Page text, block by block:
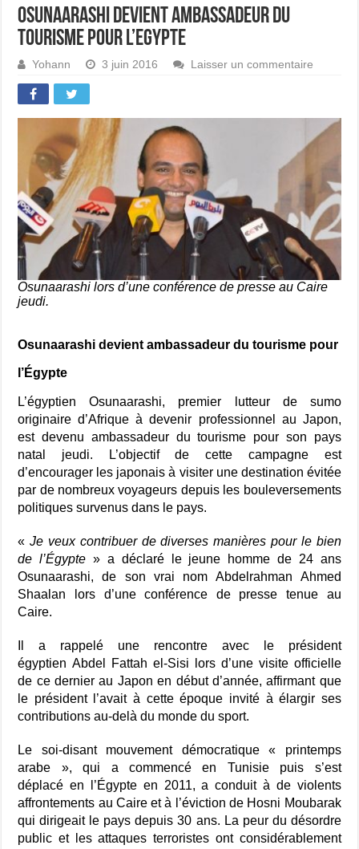
Osunaarashi devient ambassadeur du
tourisme pour l’Egypte
Yohann 3 juin 2016 Laisser un commentaire
Osunaarashi lors d’une conférence de presse au Caire
jeudi.
Osunaarashi devient ambassadeur du tourisme pour
l’Égypte
L’égyptien Osunaarashi, premier lutteur de sumo
originaire d’Afrique à devenir professionnel au Japon,
est devenu ambassadeur du tourisme pour son pays
natal jeudi. L’objectif de cette campagne est
d’encourager les japonais à visiter une destination évitée
par de nombreux voyageurs depuis les bouleversements
politiques survenus dans le pays.
«Je veux contribuer de diverses manières pour le bien
de l’Égypte » a déclaré le jeune homme de 24 ans
Osunaarashi, de son vrai nom Abdelrahman Ahmed
Shaalan lors d’une conférence de presse tenue au
Caire.
Il a rappelé une rencontre avec le président
égyptien Abdel Fattah el-Sisi lors d’une visite officielle
de ce dernier au Japon en début d’année, affirmant que
le président l’avait à cette époque invité à élargir ses
contributions au-delà du monde du sport.
Le soi-disant mouvement démocratique « printemps
arabe », qui a commencé en Tunisie puis s’est
déplacé en l’Égypte en 2011, a conduit à de violents
affrontements au Caire et à l’éviction de Hosni Moubarak
qui dirigeait le pays depuis 30 ans. La peur du désordre
public et les attaques terroristes ont considérablement